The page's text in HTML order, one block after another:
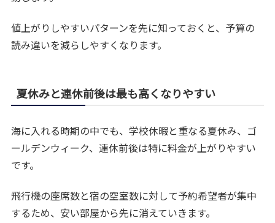
値上がりしやすいパターンを先に知っておくと、予算の
読み違いを減らしやすくなります。
夏休みと連休前後は最も高くなりやすい
海に入れる時期の中でも、学校休暇と重なる夏休み、ゴ
ールデンウィーク、連休前後は特に料金が上がりやすい
です。
飛行機の座席数と宿の空室数に対して予約希望者が集中
するため、安い部屋から先に消えていきます。